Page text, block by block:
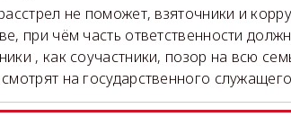
не поможет, взяточники и
при чём часть ответственности
, как соучастники, позор на всю
на государственного